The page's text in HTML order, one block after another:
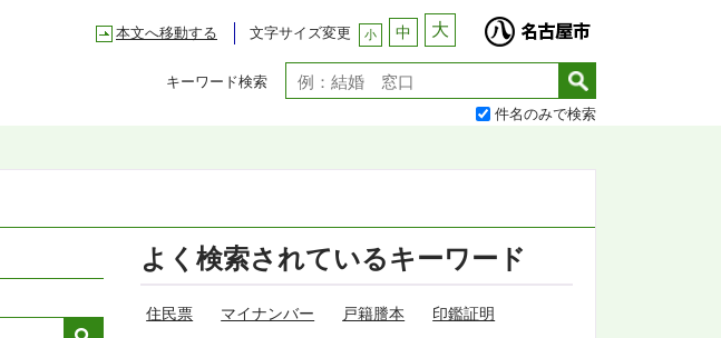
本文へ移動する 文字サイズ変更 小 中 大
キーワード検索
件名のみで検索
よく検索されているキーワード
住民票 マイナンバー 戸籍謄本
印鑑証明